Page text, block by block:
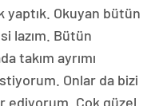
yaptık. Okuyan bütün
lazım. Bütün
takım ayrımı
Onlar da bizi
ediyorum. Çok güzel